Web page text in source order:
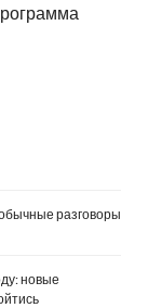
разговоры
новые